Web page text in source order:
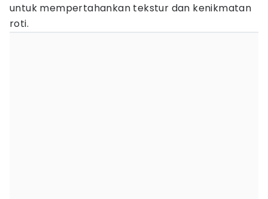
untuk mempertahankan tekstur dan kenikmatan
roti.